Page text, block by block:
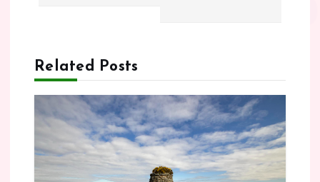
g
s
a
Related Posts